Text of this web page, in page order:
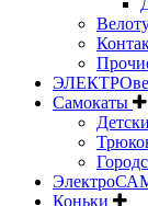
Самокаты
Коньки